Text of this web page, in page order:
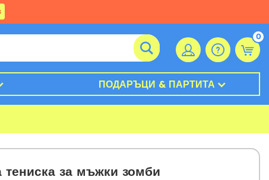
0
ПОДАРЪЦИ & ПАРТИТА
за мъжки зомби